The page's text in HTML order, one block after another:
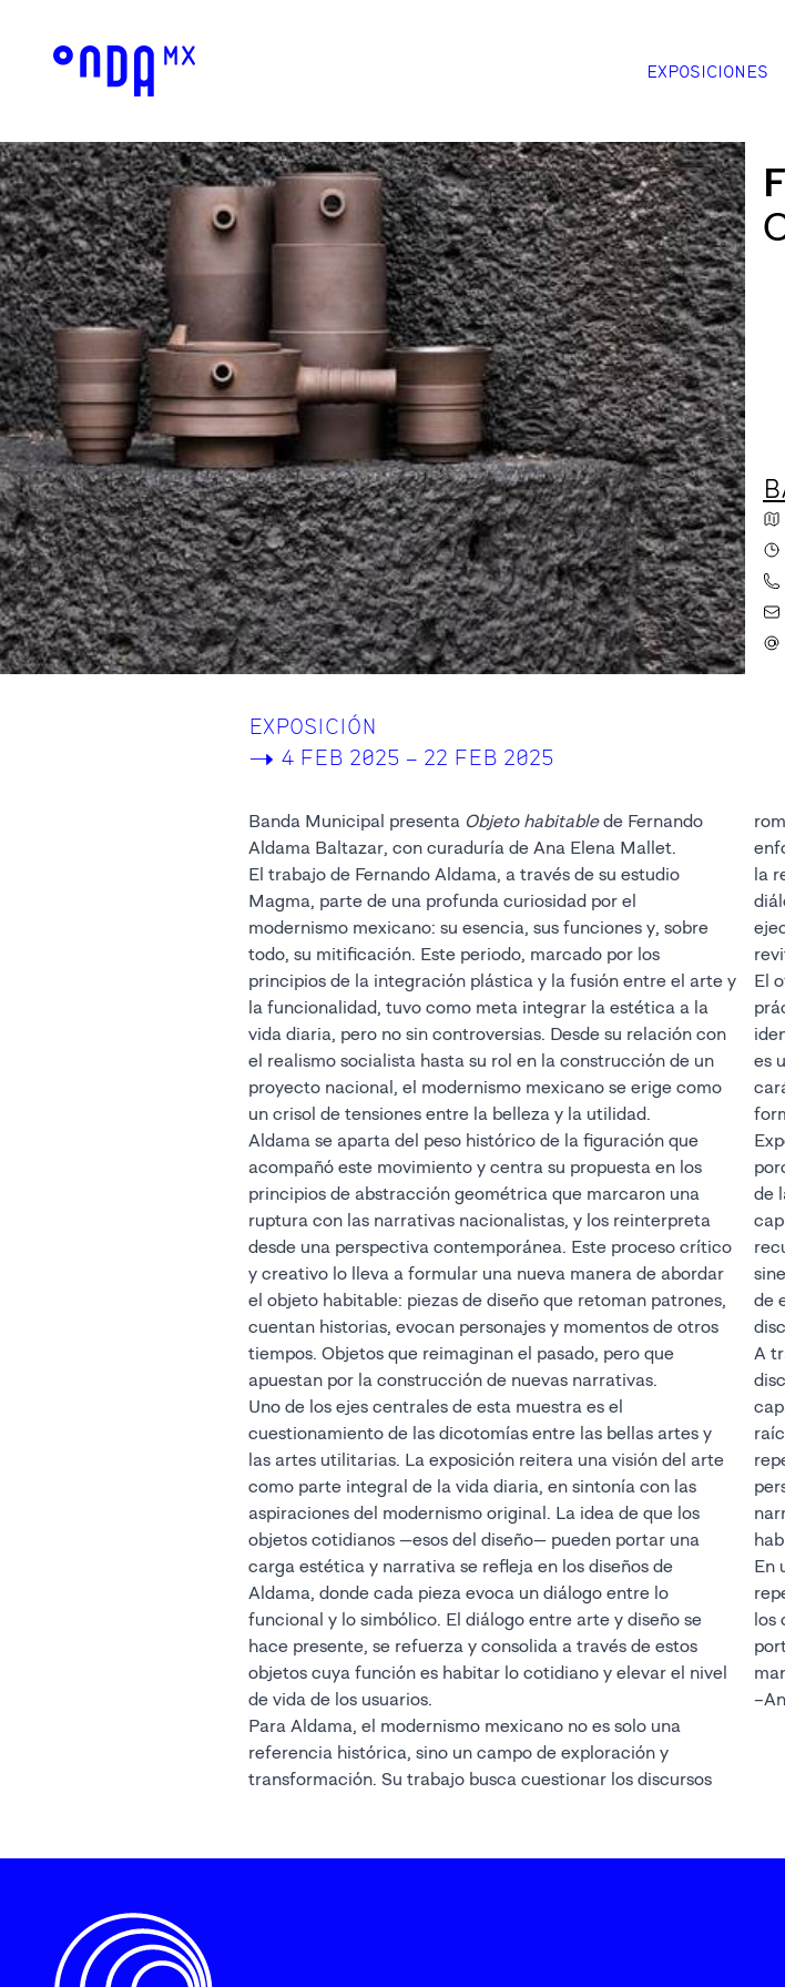
EXPOSICIONES
EXPOSICIÓN
-> 4 FEB 2025 – 22 FEB 2025
Banda Municipal presenta Objeto habitablede Fernando
Aldama Baltazar, con curaduría de Ana Elena Mallet.
El trabajo de Fernando Aldama, a través de su estudio
Magma, parte de una profunda curiosidad por el
modernismo mexicano: su esencia, sus funciones y, sobre
todo, su mitificación. Este periodo, marcado por los
principios de la integración plástica y la fusión entre el arte y
la funcionalidad, tuvo como meta integrar la estética a la
vida diaria, pero no sin controversias. Desde su relación con
el realismo socialista hasta su rol en la construcción de un
proyecto nacional, el modernismo mexicano se erige como
un crisol de tensiones entre la belleza y la utilidad.
Aldama se aparta del peso histórico de la figuración que
acompañó este movimiento y centra su propuesta en los
principios de abstracción geométrica que marcaron una
ruptura con las narrativas nacionalistas, y los reinterpreta
desde una perspectiva contemporánea. Este proceso crítico
y creativo lo lleva a formular una nueva manera de abordar
el objeto habitable: piezas de diseño que retoman patrones,
cuentan historias, evocan personajes y momentos de otros
tiempos. Objetos que reimaginan el pasado, pero que
apuestan por la construcción de nuevas narrativas.
Uno de los ejes centrales de esta muestra es el
cuestionamiento de las dicotomías entre las bellas artes y
las artes utilitarias. La exposición reitera una visión del arte
como parte integral de la vida diaria, en sintonía con las
aspiraciones del modernismo original. La idea de que los
objetos cotidianos —esos del diseño— pueden portar una
carga estética y narrativa se refleja en los diseños de
Aldama, donde cada pieza evoca un diálogo entre lo
funcional y lo simbólico. El diálogo entre arte y diseño se
hace presente, se refuerza y consolida a través de estos
objetos cuya función es habitar lo cotidiano y elevar el nivel
de vida de los usuarios.
Para Aldama, el modernismo mexicano no es solo una
referencia histórica, sino un campo de exploración y
transformación. Su trabajo busca cuestionar los discursos
la
El
es
de
de
A
En
los